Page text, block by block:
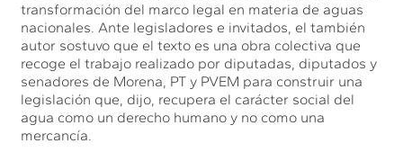
transformación del marco legal en materia de aguas
nacionales. Ante legisladores e invitados, el también
autor sostuvo que el texto es una obra colectiva que
recoge el trabajo realizado por diputadas, diputados y
senadores de Morena, PT y PVEM para construir una
legislación que, dijo, recupera el carácter social del
agua como un derecho humano y no como una
mercancía.